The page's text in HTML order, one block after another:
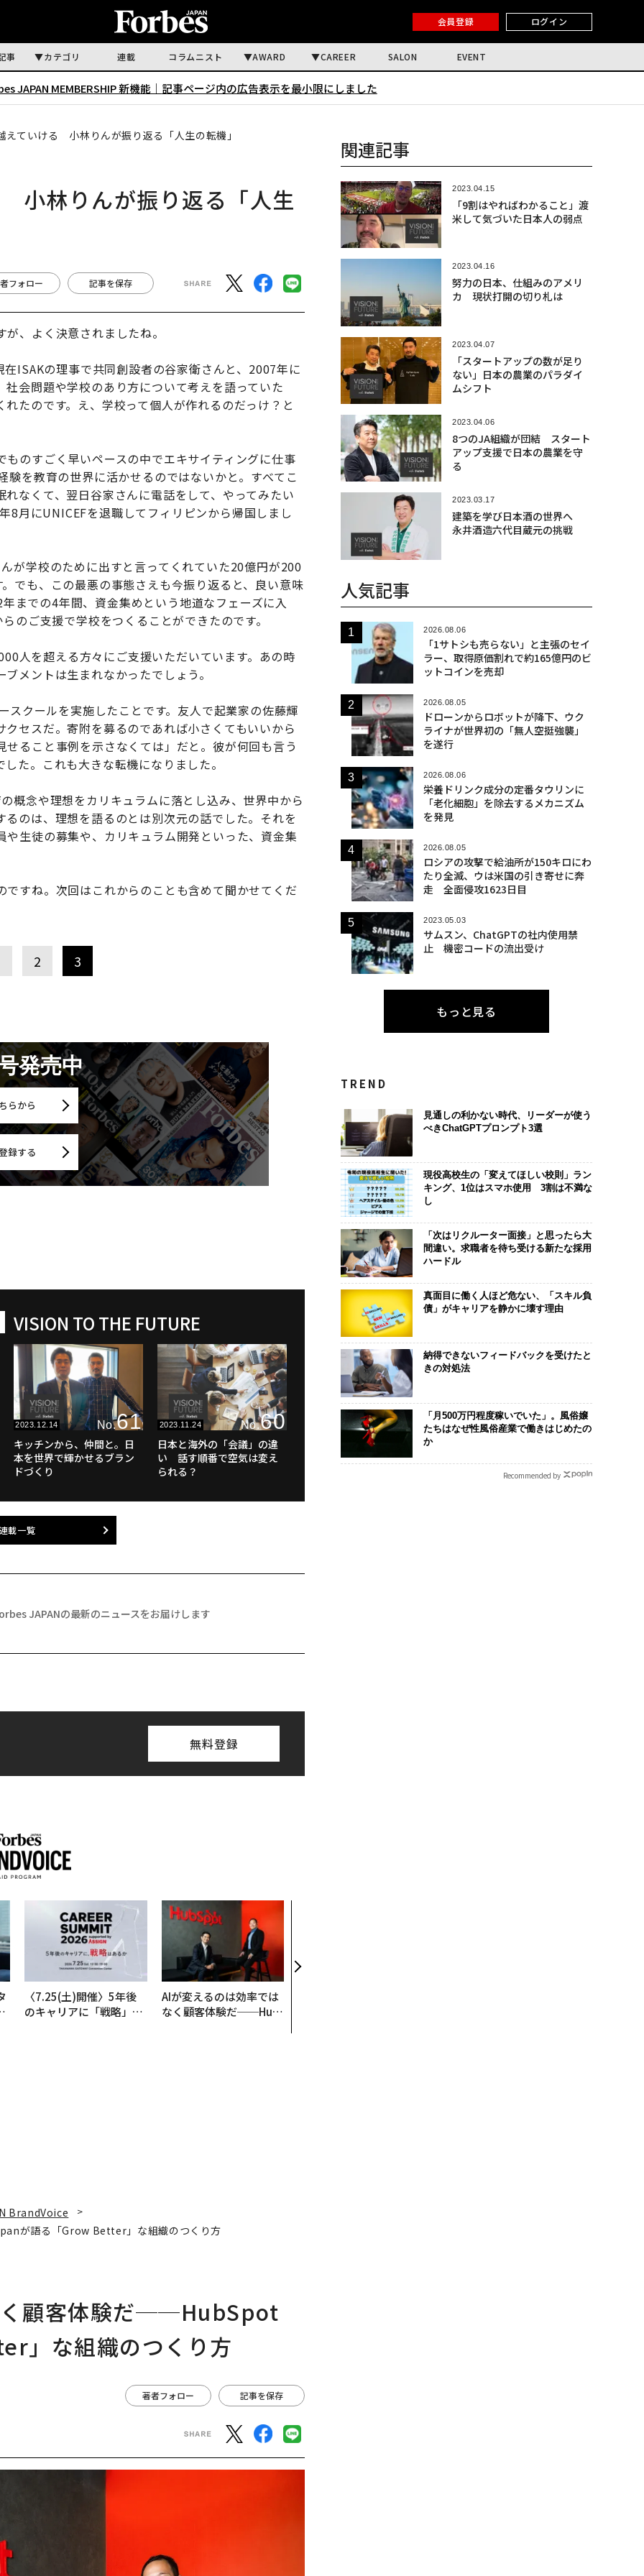
会員登録 ログイン
事 カテゴリ 連載 コラムニスト AWARD CAREER SALON EVENT
JAPAN MEMBERSHIP 新機能｜ 記事ページ内の広告表示を最小限にしました
えていける 小林りんが振り返る「人生の転機」
小林りんが振り返る「人生
フォロー 記事を保存
、よく決意されましたね。
ISAKの理事で共同創設者の谷家衛さんと、2007年に
会問題や学校のあり方について考えを語っていた
たのです。え、学校って個人が作れるのだっけ？と
のすごく早いペースの中でエキサイティングに仕事
を教育の世界に活かせるのではないかと。すべてこ
なくて、翌日谷家さんに電話をして、やってみたい
8月にUNICEFを退職してフィリピンから帰国しまし
が学校のために出すと言ってくれていた20億円が200
でも、この最悪の事態さえも今振り返ると、良い意味
までの4年間、資金集めという地道なフェーズに入
のご支援で学校をつくることができたのです。
人を超える方々にご支援いただいています。あの時
メントは生まれなかったでしょう。
クールを実施したことです。友人で起業家の佐藤輝
セスだ。寄附を募るのであれば小さくてもいいから
ること事例を示さなくては」だと。彼が何回も言う
た。これも大きな転機になりました。
概念や理想をカリキュラムに落とし込み、世界中から
のは、理想を語るのとは別次元の話でした。それを
生徒の募集や、カリキュラム開発といった、資金集
すね。次回はこれからのことも含めて聞かせてくだ
2 3
発売中
らから
録する
VISION TO THE FUTURE
2023.12.14 No.61
キッチンから、仲間と。日
本を世界で輝かせるブラン
ドづくり
2023.11.24 No.60
日本と海外の「会議」の違
い 話す順番で空気は変え
られる？
載一覧
JAPANの最新のニュースをお届けします
無料登録
〈7.25(土)開催〉5年後
のキャリアに「戦略」は
AIが変えるのは効率では
なく顧客体験だ──Hub
タマディックが健康経営
関連記事
2023.04.15
「9割はやればわかること」渡
米して気づいた日本人の弱点
2023.04.16
努力の日本、仕組みのアメリ
カ 現状打開の切り札は
2023.04.07
「スタートアップの数が足り
ない」日本の農業のパラダイ
ムシフト
2023.04.06
8つのJA組織が団結 スタート
アップ支援で日本の農業を守
る
2023.03.17
建築を学び日本酒の世界へ
永井酒造六代目蔵元の挑戦
人気記事
2026.08.06
「1サトシも売らない」と主張のセイ
ラー、取得原価割れで約165億円のビ
ットコインを売却
2026.08.05
ドローンからロボットが降下、ウク
ライナが世界初の「無人空挺強襲」
を遂行
2026.08.06
栄養ドリンク成分の定番タウリンに
「老化細胞」を除去するメカニズム
を発見
2026.08.05
ロシアの攻撃で給油所が150キロにわ
たり全滅、ウは米国の引き寄せに奔
走 全面侵攻1623日目
2023.05.03
サムスン、ChatGPTの社内使用禁
止 機密コードの流出受け
もっと見る
TREND
見通しの利かない時代、リーダーが使う
べきChatGPTプロンプト3選
現役高校生の「変えてほしい校則」ラン
キング、1位はスマホ使用 3割は不満な
し
「次はリクルーター面接」と思ったら大
間違い。求職者を待ち受ける新たな採用
ハードル
真面目に働く人ほど危ない、「スキル負
債」がキャリアを静かに壊す理由
納得できないフィードバックを受けたと
きの対処法
「月500万円程度稼いでいた」。風俗嬢
たちはなぜ性風俗産業で働きはじめたの
か
Recommended by
BrandVoice
が語る「Grow Better」な組織のつくり方
く顧客体験だ──HubSpot
」な組織のつくり方
著者フォロー 記事を保存